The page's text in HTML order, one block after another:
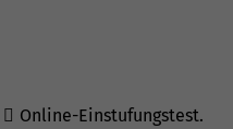
Online-Einstufungstest.